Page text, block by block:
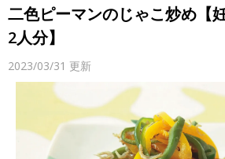
二色ピーマンのじゃこ炒め【
2人分】
2023/03/31 更新